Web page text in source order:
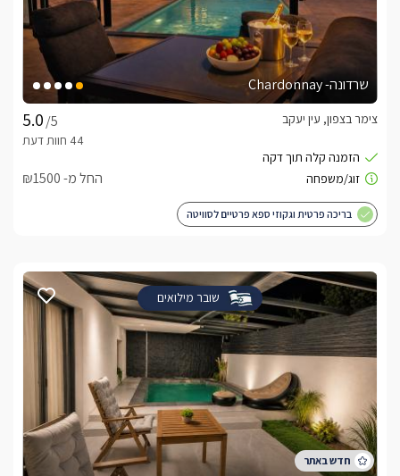
שרדונה- Chardonnay
/5
צימר בצפון, עין יעקב
החל מ- ₪1500
בריכה פרטית וגקוזי ספא פרטיים לסוויטה
שובר מילואים